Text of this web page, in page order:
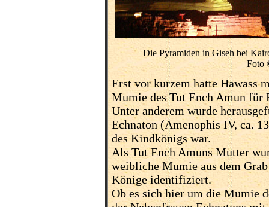
Die Pyramiden in Giseh bei
Foto
Erst vor kurzem hatte Hawass
Mumie des Tut Ench Amun für
Unter anderem wurde
Echnaton (Amenophis IV, ca.
des Kindkönigs war.
Als Tut Ench Amuns Mutter
weibliche Mumie aus dem
Könige identifiziert.
Ob es sich hier um die Mumie